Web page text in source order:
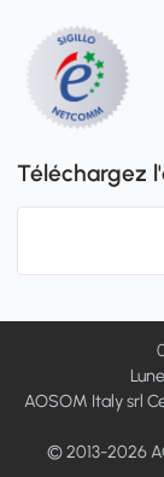
Téléchargez
AOSOM Italy srl
© 2013-2026